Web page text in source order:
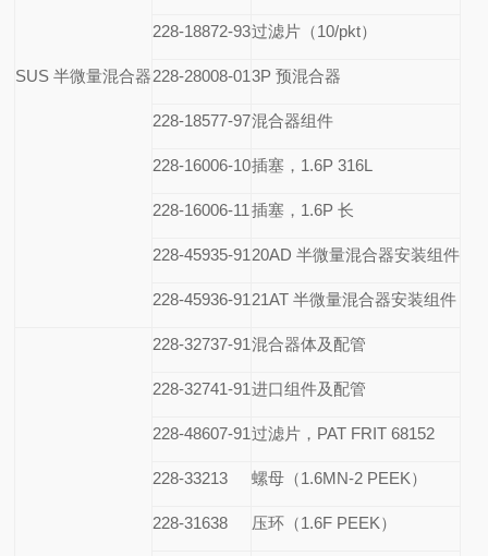
SUS半微量混合器
228-18872-93过滤片（10/pkt）
228-28008-01 3P预混合器
228-18577-97混合器组件
228-16006-10插塞，1.6P 316L
228-16006-11 插塞，1.6P 长
228-45935-91 20AD半微量混合器安装组件
228-45936-91 21AT半微量混合器安装组件
228-32737-91 混合器体及配管
228-32741-91 进口组件及配管
228-48607-91 过滤片，PAT FRIT 68152
228-33213 螺母（1.6MN-2 PEEK）
228-31638 压环（1.6F PEEK）